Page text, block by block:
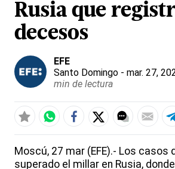
Rusia que
decesos
EFE
Santo Domingo - mar. 27,
min de lectura
Moscú, 27 mar (EFE).- Los casos
superado el millar en Rusia,